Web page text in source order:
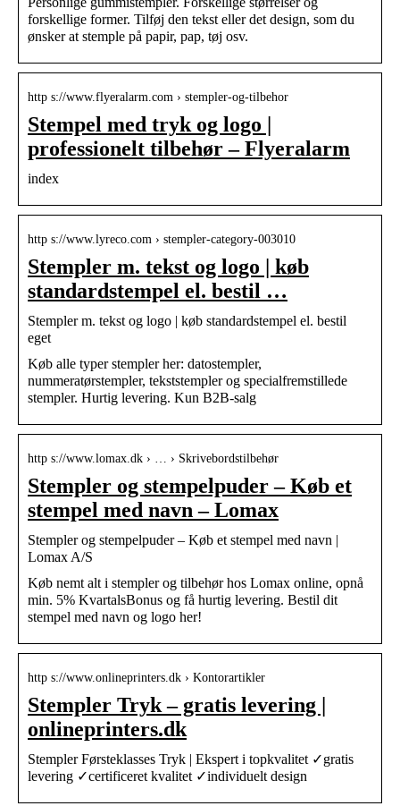
forskellige former. Tilføj den tekst eller det design, som du
ønsker at stemple på papir, pap, tøj osv.
http s://www.flyeralarm.com › stempler-og-tilbehor
Stempel med tryk og logo |
professionelt tilbehør – Flyeralarm
index
http s://www.lyreco.com › stempler-category-003010
Stempler m. tekst og logo | køb
standardstempel el. bestil …
Stempler m. tekst og logo | køb standardstempel el. bestil
eget
Køb alle typer stempler her: datostempler,
nummeratørstempler, tekststempler og specialfremstillede
stempler. Hurtig levering. Kun B2B-salg
http s://www.lomax.dk › … › Skrivebordstilbehør
Stempler og stempelpuder – Køb et
stempel med navn – Lomax
Stempler og stempelpuder – Køb et stempel med navn |
Lomax A/S
Køb nemt alt i stempler og tilbehør hos Lomax online, opnå
min. 5% KvartalsBonus og få hurtig levering. Bestil dit
stempel med navn og logo her!
http s://www.onlineprinters.dk › Kontorartikler
Stempler Tryk – gratis levering |
onlineprinters.dk
Stempler Førsteklasses Tryk | Ekspert i topkvalitet ✓gratis
levering ✓certificeret kvalitet ✓individuelt design